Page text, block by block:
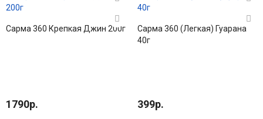
Сарма 360 Крепкая Джин 200г
1790р.
Сарма 360 (Легкая) Гуарана
40г
399р.